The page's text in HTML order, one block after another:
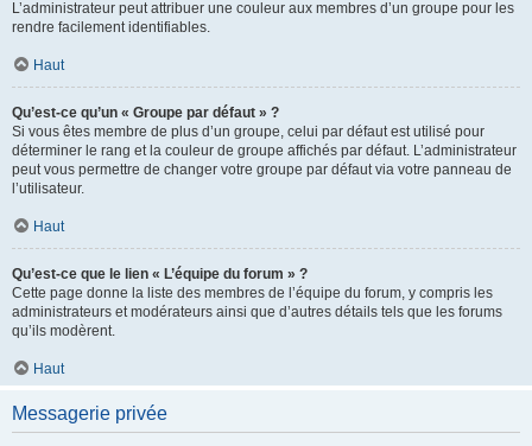
L’administrateur peut attribuer une couleur aux membres d’un groupe pour les
rendre facilement identifiables.
Haut
Qu’est-ce qu’un « Groupe par défaut » ?
Si vous êtes membre de plus d’un groupe, celui par défaut est utilisé pour
déterminer le rang et la couleur de groupe affichés par défaut. L’administrateur
peut vous permettre de changer votre groupe par défaut via votre panneau de
l’utilisateur.
Haut
Qu’est-ce que le lien « L’équipe du forum » ?
Cette page donne la liste des membres de l’équipe du forum, y compris les
administrateurs et modérateurs ainsi que d’autres détails tels que les forums
qu’ils modèrent.
Haut
Messagerie privée